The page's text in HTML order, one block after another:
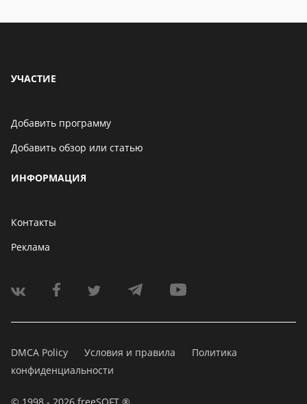
УЧАСТИЕ
Добавить программу
Добавить обзор или статью
ИНФОРМАЦИЯ
Контакты
Реклама
DMCA Policy Условия и правила
Политика
конфиденциальности